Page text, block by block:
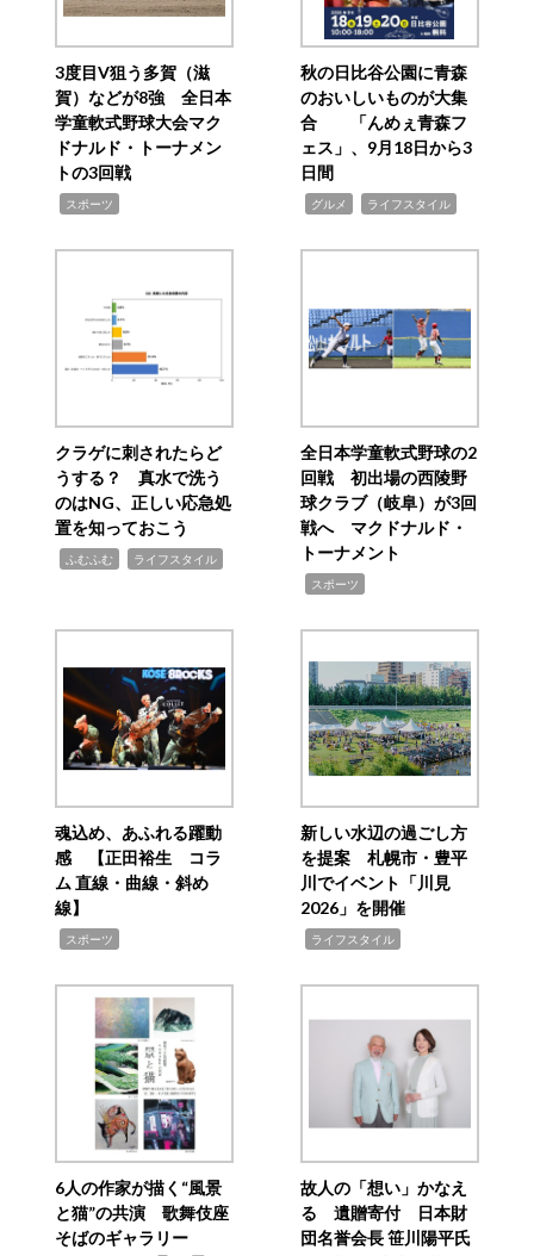
3度目V狙う多賀（滋
賀）などが8強 全日本
学童軟式野球大会マク
ドナルド・トーナメン
トの3回戦
スポーツ
秋の日比谷公園に青森
のおいしいものが大集
合 「んめぇ青森フ
ェス」、9月18日から3
日間
グルメ ライフスタイル
クラゲに刺されたらど
うする？ 真水で洗う
のはNG、正しい応急処
置を知っておこう
ふむふむ ライフスタイル
全日本学童軟式野球の2
回戦 初出場の西陵野
球クラブ（岐阜）が3回
戦へ マクドナルド・
トーナメント
スポーツ
魂込め、あふれる躍動
感 【正田裕生 コラ
ム 直線・曲線・斜め
線】
スポーツ
新しい水辺の過ごし方
を提案 札幌市・豊平
川でイベント「川見
2026」を開催
ライフスタイル
6人の作家が描く“風景
と猫”の共演 歌舞伎座
そばのギャラリー
故人の「想い」かなえ
る 遺贈寄付 日本財
団名誉会長 笹川陽平氏